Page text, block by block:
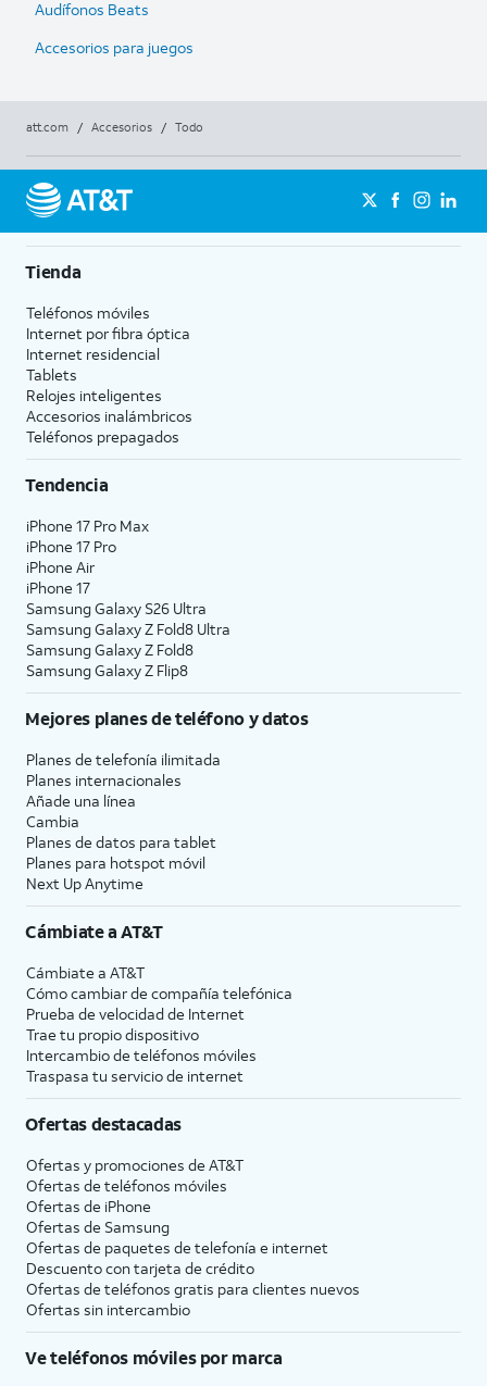
Audífonos Beats
Accesorios para juegos
att.com / Accesorios / Todo
Tienda
Teléfonos móviles
Internet por fibra óptica
Internet residencial
Tablets
Relojes inteligentes
Accesorios inalámbricos
Teléfonos prepagados
Tendencia
iPhone 17 Pro Max
iPhone 17 Pro
iPhone Air
iPhone 17
Samsung Galaxy S26 Ultra
Samsung Galaxy Z Fold8 Ultra
Samsung Galaxy Z Fold8
Samsung Galaxy Z Flip8
Mejores planes de teléfono y datos
Planes de telefonía ilimitada
Planes internacionales
Añade una línea
Cambia
Planes de datos para tablet
Planes para hotspot móvil
Next Up Anytime
Cámbiate aAT&T
Cámbiate a AT&T
Cómo cambiar de compañía telefónica
Prueba de velocidad de Internet
Trae tu propio dispositivo
Intercambio de teléfonos móviles
Traspasa tu servicio de internet
Ofertas destacadas
Ofertas y promociones de AT&T
Ofertas de teléfonos móviles
Ofertas de iPhone
Ofertas de Samsung
Ofertas de paquetes de telefonía e internet
Descuento con tarjeta de crédito
Ofertas de teléfonos gratis para clientes nuevos
Ofertas sin intercambio
Ve teléfonos móviles por marca